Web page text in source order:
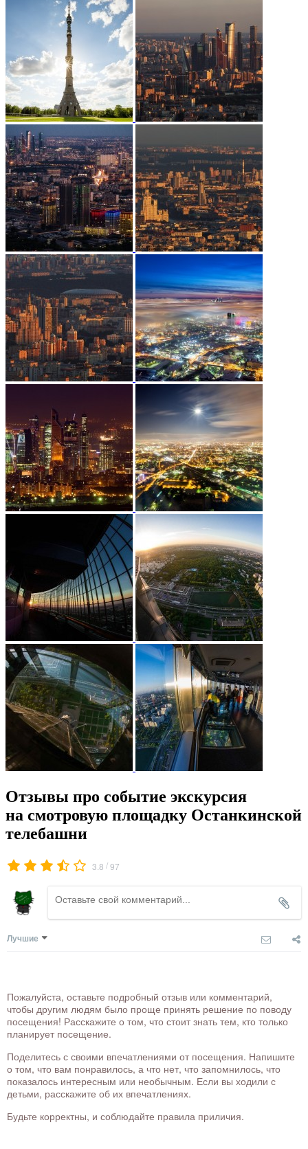
Отзывы про событие экскурсия
на смотровую площадку Останкинской
телебашни
3.8 /97
Лучшие
Пожалуйста, оставьте подробный отзыв или комментарий,
чтобы другим людям было проще принять решение по поводу
посещения! Расскажите о том, что стоит знать тем, кто только
планирует посещение.
Поделитесь с своими впечатлениями от посещения. Напишите
о том, что вам понравилось, а что нет, что запомнилось, что
показалось интересным или необычным. Если вы ходили с
детьми, расскажите об их впечатлениях.
Будьте корректны, и соблюдайте правила приличия.